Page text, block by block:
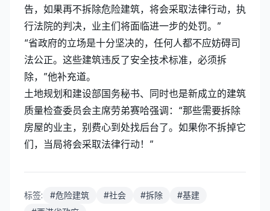
告，如果再不拆除危险建筑，将会采取法律行动，执
行法院的判决，业主们将面临进一步的处罚。”
“省政府的立场是十分坚决的，任何人都不应妨碍司
法公正。这些建筑违反了安全技术标准，必须拆
除，”他补充道。
土地规划和建设部国务秘书、同时也是新成立的建筑
质量检查委员会主席劳弟赛哈强调：“那些需要拆除
房屋的业主，别费心到处找后台了。如果你不拆掉它
们，当局将会采取法律行动！”
标签: #危险建筑 #社会 #拆除 #基建